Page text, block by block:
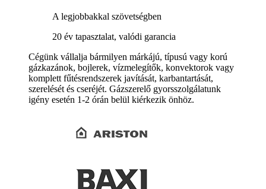
A legjobbakkal szövetségben
20 év tapasztalat, valódi garancia
Cégünk vállalja bármilyen márkájú, típusú vagy korú
gázkazánok, bojlerek, vízmelegítők, konvektorok vagy
komplett fűtésrendszerek javítását, karbantartását,
szerelését és cseréjét. Gázszerelő gyorsszolgálatunk
igény esetén 1-2 órán belül kiérkezik önhöz.